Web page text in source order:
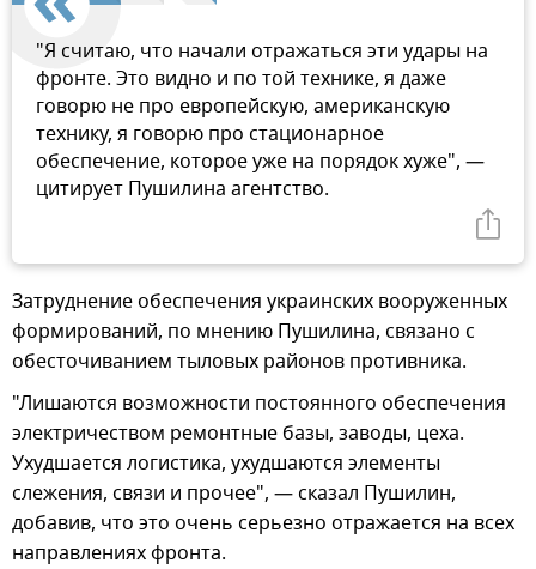
"Я считаю, что начали отражаться эти удары на
фронте. Это видно и по той технике, я даже
говорю не про европейскую, американскую
технику, я говорю про стационарное
обеспечение, которое уже на порядок хуже", —
цитирует Пушилина агентство.
Затруднение обеспечения украинских вооруженных
формирований, по мнению Пушилина, связано с
обесточиванием тыловых районов противника.
"Лишаются возможности постоянного обеспечения
электричеством ремонтные базы, заводы, цеха.
Ухудшается логистика, ухудшаются элементы
слежения, связи и прочее", — сказал Пушилин,
добавив, что это очень серьезно отражается на всех
направлениях фронта.